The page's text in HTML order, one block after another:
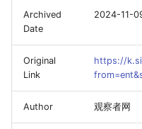
Archived
Date
2024-11-
Original
Link
https://
Author 观察者网